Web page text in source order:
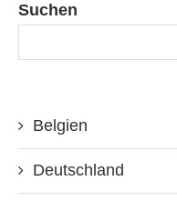
Suchen
Belgien
Deutschland